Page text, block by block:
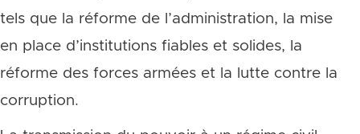
tels que la réforme de l’administration, la mise
en place d’institutions fiables et solides, la
réforme des forces armées et la lutte contre la
corruption.